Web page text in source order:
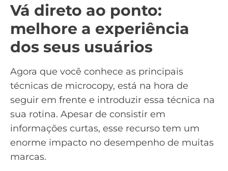
Vá direto ao ponto:
melhore a experiência
dos seus usuários
Agora que você conhece as principais
técnicas de microcopy, está na hora de
seguir em frente e introduzir essa técnica na
sua rotina. Apesar de consistir em
informações curtas, esse recurso tem um
enorme impacto no desempenho de muitas
marcas.